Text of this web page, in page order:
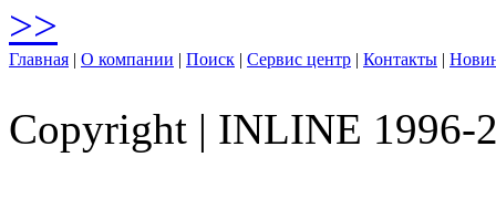
>>
Главная | О компании | Поиск | Сервис центр | Контакты |
Copyright | INLINE 1996-